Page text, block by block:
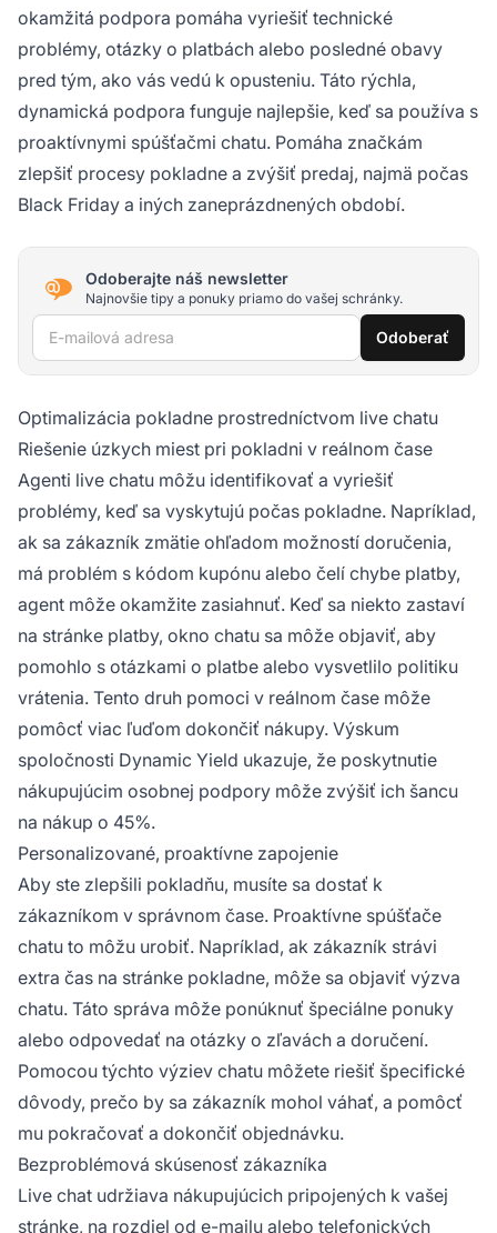
okamžitá podpora pomáha vyriešiť technické
problémy, otázky o platbách alebo posledné obavy
pred tým, ako vás vedú k opusteniu. Táto rýchla,
dynamická podpora funguje najlepšie, keď sa používa s
proaktívnymi spúšťačmi chatu. Pomáha značkám
zlepšiť procesy pokladne a zvýšiť predaj, najmä počas
Black Friday a iných zaneprázdnených období.
Odoberajte náš newsletter
Najnovšie tipy a ponuky priamo do vašej schránky.
E-mailová adresa Odoberať
Optimalizácia pokladne prostredníctvom live chatu
Riešenie úzkych miest pri pokladni v reálnom čase
Agenti live chatu môžu identifikovať a vyriešiť
problémy, keď sa vyskytujú počas pokladne. Napríklad,
ak sa zákazník zmätie ohľadom možností doručenia,
má problém s kódom kupónu alebo čelí chybe platby,
agent môže okamžite zasiahnuť. Keď sa niekto zastaví
na stránke platby, okno chatu sa môže objaviť, aby
pomohlo s otázkami o platbe alebo vysvetlilo politiku
vrátenia. Tento druh pomoci v reálnom čase môže
pomôcť viac ľuďom dokončiť nákupy. Výskum
spoločnosti Dynamic Yield ukazuje, že poskytnutie
nákupujúcim osobnej podpory môže zvýšiť ich šancu
na nákup o 45%.
Personalizované, proaktívne zapojenie
Aby ste zlepšili pokladňu, musíte sa dostať k
zákazníkom v správnom čase. Proaktívne spúšťače
chatu to môžu urobiť. Napríklad, ak zákazník strávi
extra čas na stránke pokladne, môže sa objaviť výzva
chatu. Táto správa môže ponúknuť špeciálne ponuky
alebo odpovedať na otázky o zľavách a doručení.
Pomocou týchto výziev chatu môžete riešiť špecifické
dôvody, prečo by sa zákazník mohol váhať, a pomôcť
mu pokračovať a dokončiť objednávku.
Bezproblémová skúsenosť zákazníka
Live chat udržiava nákupujúcich pripojených k vašej
stránke, na rozdiel od e-mailu alebo telefonických